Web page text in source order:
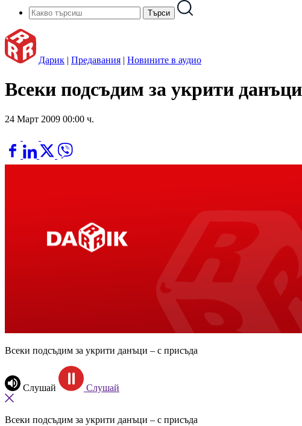
Дарик | Предавания | Новините в аудио
Всеки подсъдим за укрити
24 Март 2009 00:00 ч.
Всеки подсъдим за укрити данъци – с присъда
Слушай Слушай
Всеки подсъдим за укрити данъци – с присъда